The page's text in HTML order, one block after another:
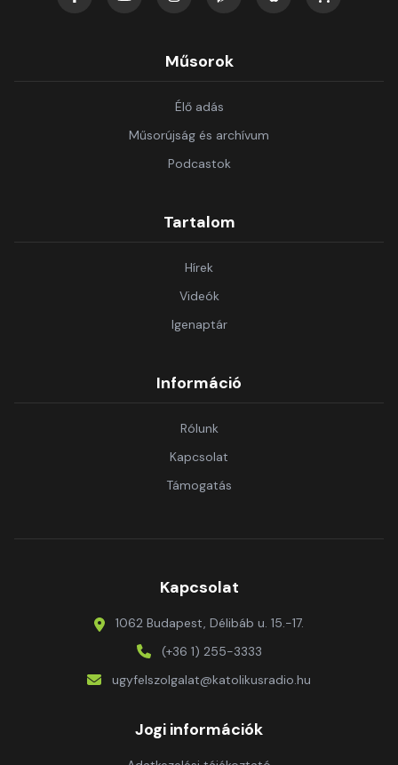
Műsorok
Élő adás
Műsorújság és archívum
Podcastok
Tartalom
Hírek
Videók
Igenaptár
Információ
Rólunk
Kapcsolat
Támogatás
Kapcsolat
1062 Budapest, Délibáb u. 15.-17.
(+36 1) 255-3333
ugyfelszolgalat@katolikusradio.hu
Jogi információk